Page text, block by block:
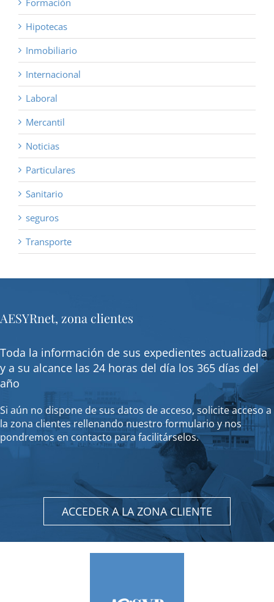
Formación
Hipotecas
Inmobiliario
Internacional
Laboral
Mercantil
Noticias
Particulares
Sanitario
seguros
Transporte
AESYRnet, zona clientes
Toda la información de sus expedientes actualizada
y a su alcance las 24 horas del día los 365 días del
año
Si aún no dispone de sus datos de acceso, solicite acceso a
la zona clientes rellenando nuestro formulario y nos
pondremos en contacto para facilitárselos.
ACCEDER A LA ZONA CLIENTE